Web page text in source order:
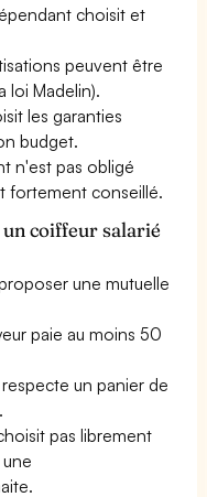
choisit et
peuvent être
loi Madelin).
les garanties
budget.
n'est pas obligé
fortement conseillé.
coiffeur salarié
une mutuelle
paie au moins 50
un panier de
pas librement